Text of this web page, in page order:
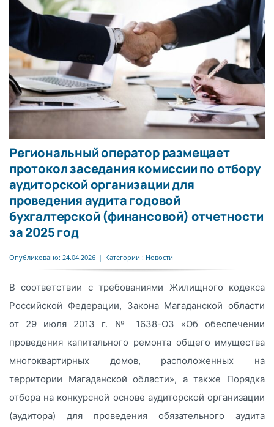
Региональный оператор размещает
протокол заседания комиссии по отбору
аудиторской организации для
проведения аудита годовой
бухгалтерской (финансовой) отчетности
за 2025 год
Опубликовано: 24.04.2026 | Категории : Новости
В соответствии с требованиями Жилищного кодекса
Российской Федерации, Закона Магаданской области
от 29 июля 2013 г. № 1638-ОЗ «Об обеспечении
проведения капитального ремонта общего имущества
многоквартирных домов, расположенных на
территории Магаданской области», а также Порядка
отбора на конкурсной основе аудиторской организации
(аудитора) для проведения обязательного аудита